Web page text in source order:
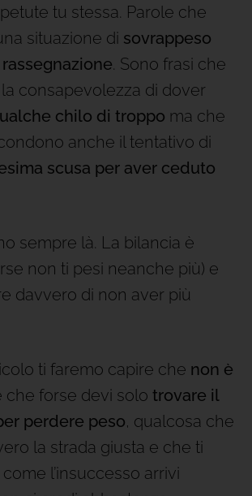
tu stessa. Parole che
situazione di sovrappeso
. Sono frasi che
consapevolezza di dover
chilo di troppo ma che
anche il tentativo di
scusa per aver ceduto
sempre là. La bilancia è
non ti pesi neanche più) e
davvero di non aver più
ti faremo capire che non è
che forse devi solo trovare il
perdere peso, qualcosa che
la strada giusta e che ti
l’insuccesso arrivi